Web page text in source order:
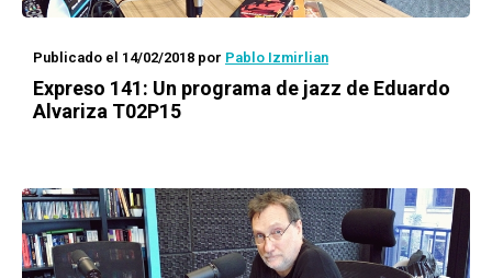
Publicado el 14/02/2018 por Pablo Izmirlian
Expreso 141: Un programa de jazz de Eduardo
Alvariza T02P15